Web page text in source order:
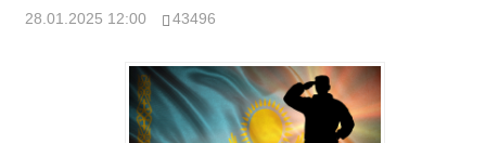
28.01.2025 12:00 43496